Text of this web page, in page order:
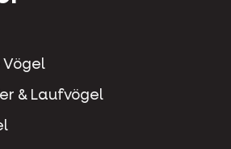
Vögel
& Laufvögel